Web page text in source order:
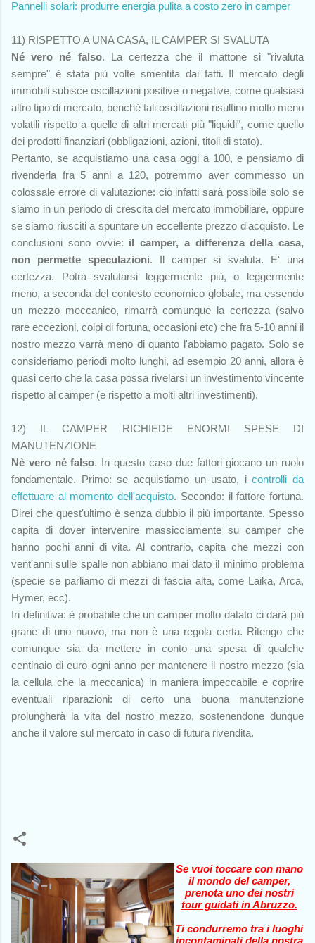
Pannelli solari: produrre energia pulita a costo zero in camper
11) RISPETTO A UNA CASA, IL CAMPER SI SVALUTA
Né vero né falso. La certezza che il mattone si "rivaluta
sempre" è stata più volte smentita dai fatti. Il mercato degli
immobili subisce oscillazioni positive o negative, come qualsiasi
altro tipo di mercato, benché tali oscillazioni risultino molto meno
volatili rispetto a quelle di altri mercati più "liquidi", come quello
dei prodotti finanziari (obbligazioni, azioni, titoli di stato).
Pertanto, se acquistiamo una casa oggi a 100, e pensiamo di
rivenderla fra 5 anni a 120, potremmo aver commesso un
colossale errore di valutazione: ciò infatti sarà possibile solo se
siamo in un periodo di crescita del mercato immobiliare, oppure
se siamo riusciti a spuntare un eccellente prezzo d'acquisto. Le
conclusioni sono ovvie: il camper, a differenza della casa,
non permette speculazioni. Il camper si svaluta. E' una
certezza. Potrà svalutarsi leggermente più, o leggermente
meno, a seconda del contesto economico globale, ma essendo
un mezzo meccanico, rimarrà comunque la certezza (salvo
rare eccezioni, colpi di fortuna, occasioni etc) che fra 5-10 anni il
nostro mezzo varrà meno di quanto l'abbiamo pagato. Solo se
consideriamo periodi molto lunghi, ad esempio 20 anni, allora è
quasi certo che la casa possa rivelarsi un investimento vincente
rispetto al camper (e rispetto a molti altri investimenti).
12) IL CAMPER RICHIEDE ENORMI SPESE DI
MANUTENZIONE
Nè vero né falso. In questo caso due fattori giocano un ruolo
fondamentale. Primo: se acquistiamo un usato, icontrolli da
effettuare al momento dell'acquisto. Secondo: il fattore fortuna.
Direi che quest'ultimo è senza dubbio il più importante. Spesso
capita di dover intervenire massicciamente su camper che
hanno pochi anni di vita. Al contrario, capita che mezzi con
vent'anni sulle spalle non abbiano mai dato il minimo problema
(specie se parliamo di mezzi di fascia alta, come Laika, Arca,
Hymer, ecc).
In definitiva: è probabile che un camper molto datato ci darà più
grane di uno nuovo, ma non è una regola certa. Ritengo che
comunque sia da mettere in conto una spesa di qualche
centinaio di euro ogni anno per mantenere il nostro mezzo (sia
la cellula che la meccanica) in maniera impeccabile e coprire
eventuali riparazioni: di certo una buona manutenzione
prolungherà la vita del nostro mezzo, sostenendone dunque
anche il valore sul mercato in caso di futura rivendita.
Se vuoi toccare con mano
il mondo del camper,
prenota uno dei nostri
tour guidati in Abruzzo.
Ti condurremo tra i luoghi
incontaminati della nostra